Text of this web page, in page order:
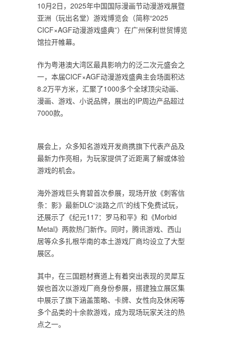
10月2日，2025年中国国际漫画节动漫游戏展暨
亚洲（玩出名堂）游戏博览会（简称“2025
CICF×AGF动漫游戏盛典”）在广州保利世贸博览
馆拉开帷幕。
作为粤港澳大湾区最具影响力的泛二次元盛会之
一，本届CICF×AGF动漫游戏盛典主会场面积达
8.2万平方米，汇聚了1000多个全球顶尖动画、
漫画、游戏、小说品牌，展出的IP周边产品超过
7000款。
展会上，众多知名游戏开发商携旗下代表产品及
最新力作亮相，为玩家提供了近距离了解或体验
游戏的机会。
海外游戏巨头育碧首次参展，现场开放《刺客信
条：影》最新DLC“淡路之爪”的线下免费试玩，
还展示了《纪元117：罗马和平》和《Morbid
Metal》两款热门新作。同时，腾讯游戏、西山
居等众多扎根华南的本土游戏厂商均设立了大型
展区。
其中，在三国题材赛道上有着突出表现的灵犀互
娱也首次以游戏厂商身份参展，搭建独立展区集
中展示了旗下涵盖策略、卡牌、女性向及休闲等
多个品类的十余款游戏，成为现场玩家关注的热
点之一。